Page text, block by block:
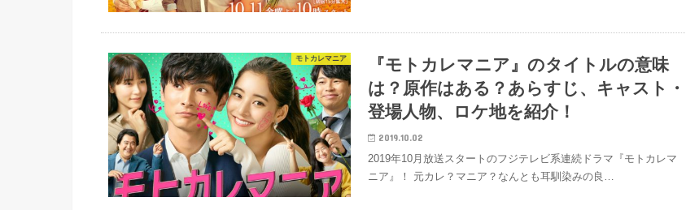
モトカレマニア
『モトカレマニア』のタイトルの意味
は？原作はある？あらすじ、キャスト・
登場人物、ロケ地を紹介！
2019.10.02
2019年10月放送スタートのフジテレビ系連続ドラマ『モトカレマ
ニア』！ 元カレ？マニア？なんとも耳馴染みの良…